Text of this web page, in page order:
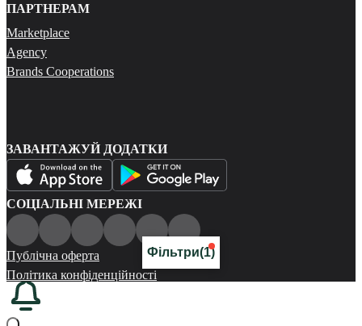
Фільтри(1)
ПАРТНЕРАМ
Marketplace
Agency
Brands Cooperations
ЗАВАНТАЖУЙ ДОДАТКИ
СОЦІАЛЬНІ МЕРЕЖІ
Публічна оферта
Політика конфіденційності
Карта сайту
© 2026 Всі права захищені